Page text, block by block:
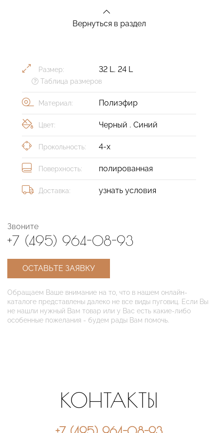
Вернуться в раздел
Размер: 32 L, 24 L
Таблица размеров
Материал: Полиэфир
Цвет: Черный , Синий
Прокольность: 4-х
Поверхность: полированная
Доставка: узнать условия
Звоните
+7 (495) 964-08-93
ОСТАВЬТЕ ЗАЯВКУ
Обращаем Ваше внимание на то, что в нашем онлайн-
каталоге представлены далеко не все виды пуговиц. Если Вы
не нашли нужный Вам товар или у Вас есть какие-либо
особенные пожелания - будем рады Вам помочь.
КОНТАКТЫ